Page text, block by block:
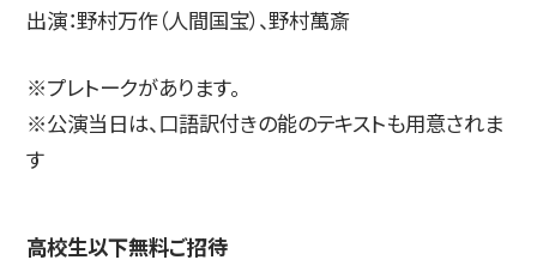
出演：野村万作（人間国宝）、野村萬斎
※プレトークがあります。
※公演当日は、口語訳付きの能のテキストも用意されま
す
高校生以下無料ご招待